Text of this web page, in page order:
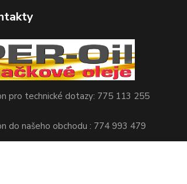
pro technické dotazy: 775 113 255
do našeho obchodu : 774 993 479